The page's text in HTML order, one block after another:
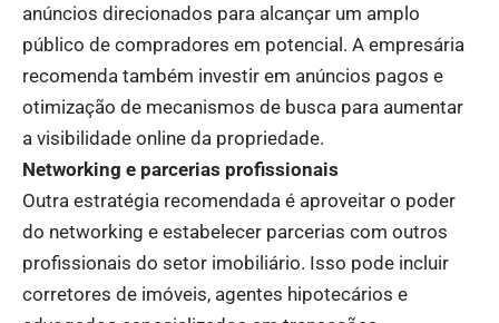
anúncios direcionados para alcançar um amplo
público de compradores em potencial. A empresária
recomenda também investir em anúncios pagos e
otimização de mecanismos de busca para aumentar
a visibilidade online da propriedade.
Networking e parcerias profissionais
Outra estratégia recomendada é aproveitar o poder
do networking e estabelecer parcerias com outros
profissionais do setor imobiliário. Isso pode incluir
corretores de imóveis, agentes hipotecários e